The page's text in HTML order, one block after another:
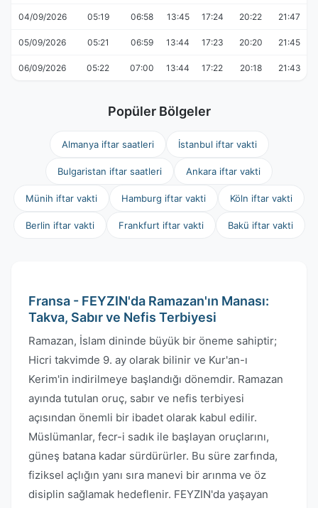
04/09/2026 05:19 06:58 13:45 17:24 20:22 21:47
05/09/2026 05:21 06:59 13:44 17:23 20:20 21:45
06/09/2026 05:22 07:00 13:44 17:22 20:18 21:43
Popüler Bölgeler
Almanya iftar saatleri İstanbul iftar vakti
Bulgaristan iftar saatleri Ankara iftar vakti
Münih iftar vakti Hamburg iftar vakti Köln iftar vakti
Berlin iftar vakti Frankfurt iftar vakti Bakü iftar vakti
Fransa - FEYZIN'da Ramazan'ın Manası:
Takva, Sabır ve Nefis Terbiyesi
Ramazan, İslam dininde büyük bir öneme sahiptir;
Hicri takvimde 9. ay olarak bilinir ve Kur'an-ı
Kerim'in indirilmeye başlandığı dönemdir. Ramazan
ayında tutulan oruç, sabır ve nefis terbiyesi
açısından önemli bir ibadet olarak kabul edilir.
Müslümanlar, fecr-i sadık ile başlayan oruçlarını,
güneş batana kadar sürdürürler. Bu süre zarfında,
fiziksel açlığın yanı sıra manevi bir arınma ve öz
disiplin sağlamak hedeflenir. FEYZIN'da yaşayan